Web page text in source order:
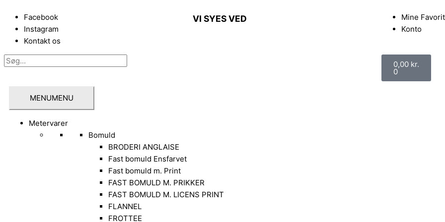
indholdet
Facebook
Instagram
Kontakt os
VI SYES VED
Mine
Konto
Søg
Søg 0,00 kr.
0
Kurv
MENUMENU
Metervarer
Bomuld
BRODERI ANGLAISE
Fast bomuld Ensfarvet
Fast bomuld m. Print
FAST BOMULD M. PRIKKER
FAST BOMULD M. LICENS PRINT
FLANNEL
FROTTEE